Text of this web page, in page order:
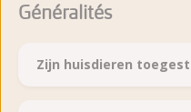
Généralités
Zijn huisdieren